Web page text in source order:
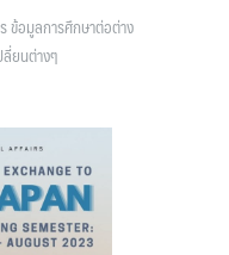
ข้อมูลการศึกษาต่อต่าง
ลี่ยนต่างๆ